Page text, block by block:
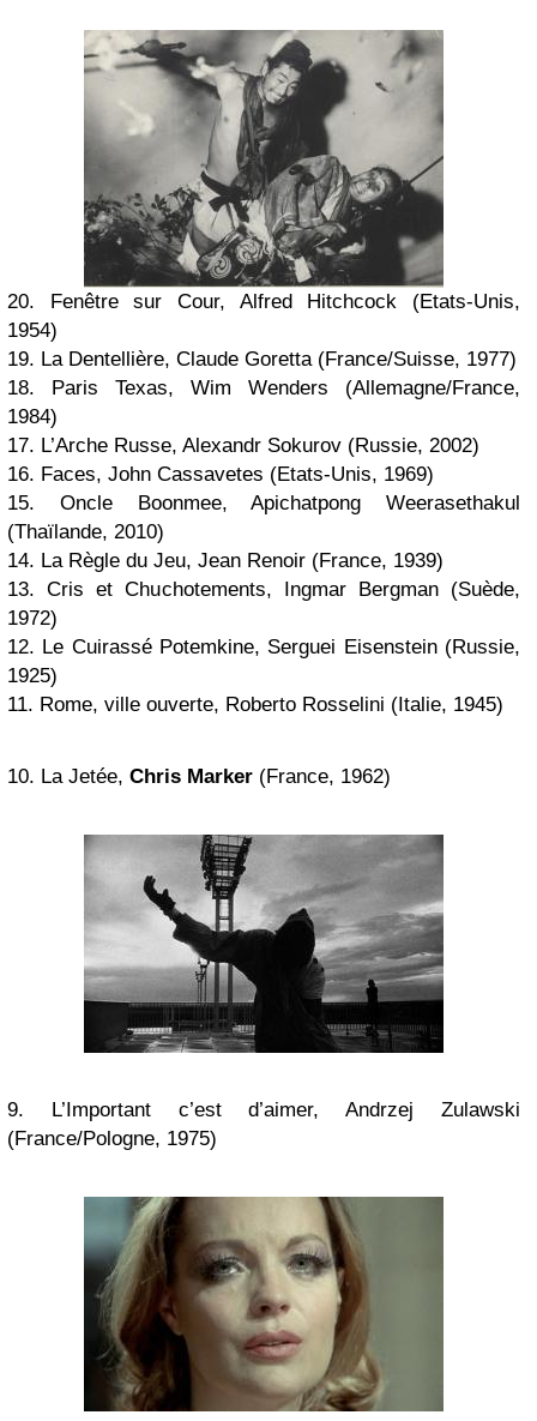
20. Fenêtre sur Cour, Alfred Hitchcock (Etats-Unis,
1954)
19. La Dentellière, Claude Goretta (France/Suisse, 1977)
18. Paris Texas, Wim Wenders (Allemagne/France,
1984)
17. L’Arche Russe, Alexandr Sokurov (Russie, 2002)
16. Faces, John Cassavetes (Etats-Unis, 1969)
15. Oncle Boonmee, Apichatpong Weerasethakul
(Thaïlande, 2010)
14. La Règle du Jeu, Jean Renoir (France, 1939)
13. Cris et Chuchotements, Ingmar Bergman (Suède,
1972)
12. Le Cuirassé Potemkine, Serguei Eisenstein (Russie,
1925)
11. Rome, ville ouverte, Roberto Rosselini (Italie, 1945)
10. La Jetée, Chris Marker (France, 1962)
9. L’Important c’est d’aimer, Andrzej Zulawski
(France/Pologne, 1975)